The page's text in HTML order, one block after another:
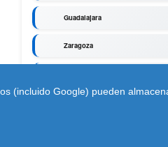
Guadalajara
Zaragoza
(incluido Google) pueden